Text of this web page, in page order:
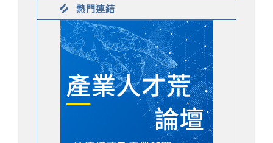
熱門連結